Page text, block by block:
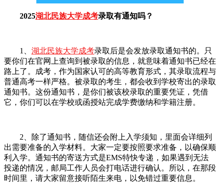
2025湖北民族大学成考录取有通知吗？
1、 湖北民族大学成考录取后是会发放录取通知书的。只
要你们在官网上查询到被录取的信息，就意味着通知书已经在
路上了。成考，作为国家认可的高等教育形式，其录取流程与
普通高考一样严格。被录取的考生，都会收到学校寄出的录取
通知书。这份通知书，是你们被该校录取的重要凭证，凭借
它，你们可以在学校或函授站完成学费缴纳和学籍注册。
2、除了通知书，随信还会附上入学须知，里面会详细列
出需要准备的入学材料。大家一定要按照要求准备，以确保顺
利入学。通知书的寄送方式是EMS特快专递，如果遇到无法
投递的情况，邮局工作人员会打电话进行确认。所以，在那段
时间里，请大家留意接听陌生来电，以免错过重要信息。